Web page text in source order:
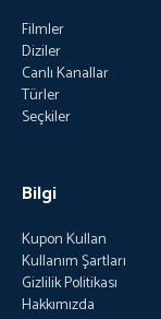
Filmler
Diziler
Canlı Kanallar
Türler
Seçkiler
Bilgi
Kupon Kullan
Kullanım Şartları
Gizlilik Politikası
Hakkımızda